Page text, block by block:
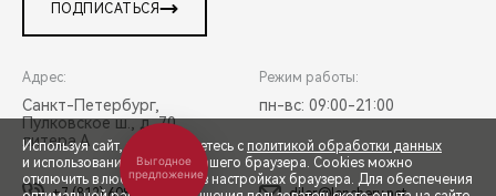
ПОДПИСАТЬСЯ
Адрес:
Санкт-Петербург,
Пулковское ш., д. 70,
литера А
Режим работы:
пн-вс: 09:00-21:00
Используя сайт, вы соглашаетесь с политикой обработки данных
и использованием cookies вашего браузера. Cookies можно
отключить в любой момент в настройках браузера. Для обеспечения
Выгодное
предложение